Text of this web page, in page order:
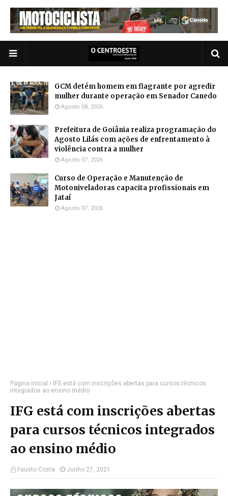
GCM detém homem em flagrante por agredir
mulher durante operação em Senador Canedo
Agosto 08, 2026
Prefeitura de Goiânia realiza programação do
Agosto Lilás com ações de enfrentamento à
violência contra a mulher
Agosto 07, 2026
Curso de Operação e Manutenção de
Motoniveladoras capacita profissionais em
Jataí
Agosto 07, 2026
Página inicial
IFG está com inscrições abertas para cursos técnicos
integrados ao ensino médio
IFG está com inscrições abertas
para cursos técnicos integrados
ao ensino médio
Fausto Costa Junho 27, 2021